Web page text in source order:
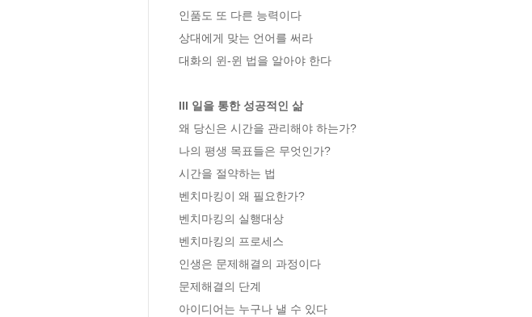
인품도 또 다른 능력이다
상대에게 맞는 언어를 써라
대화의 윈-윈 법을 알아야 한다
III 일을 통한 성공적인 삶
왜 당신은 시간을 관리해야 하는가?
나의 평생 목표들은 무엇인가?
시간을 절약하는 법
벤치마킹이 왜 필요한가?
벤치마킹의 실행대상
벤치마킹의 프로세스
인생은 문제해결의 과정이다
문제해결의 단계
아이디어는 누구나 낼 수 있다